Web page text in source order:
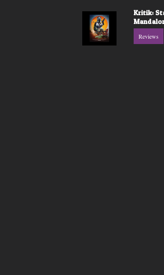
Kritik:
Reviews